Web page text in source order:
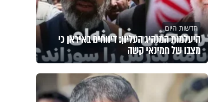
חדשות היום
היעלמות המנהיג העליון: דיווחים באיראן כי
מצבו של חמינאי קשה